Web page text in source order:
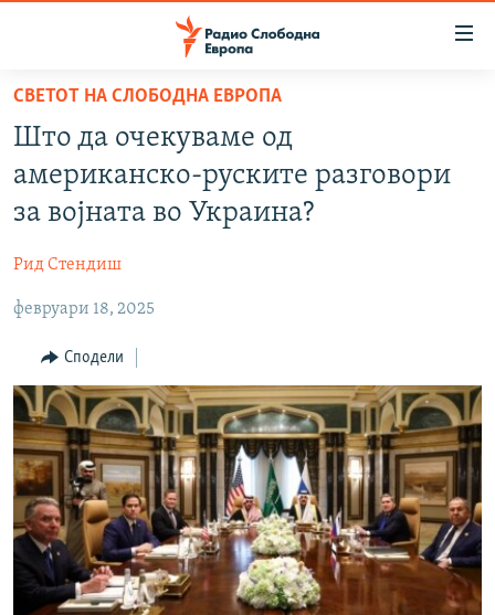
Оди
содржината
Оди
главната
навигација
на
ВИЗУЕЛНО
ШТО ТРЕБА ДА ЗНАЕТЕ
ПРИЈАВИ СЕ ЗА ЊУЗЛЕТЕР
ПОДКАСТ ЗОШТО?
СЛЕДЕТЕ НЕ
РСЕ веб страници
СВЕТОТ НА СЛОБОДНА ЕВРОПА
Што да очекуваме од
американско-руските разговори
за војната во Украина?
Рид Стендиш
февруари 18, 2025
Сподели